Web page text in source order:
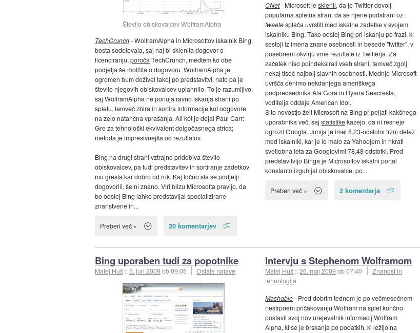
Število obiskovalcev WolframAlpha
TechCrunch- WolframAlpha in Microsoftov iskalnik Bing
bosta sodelovala, saj naj bi sklenila dogovor o
licenciranju, poroča TechCrunch, medtem ko obe
podjetja še molčita o dogovoru. WolframAlpha je
ogromen bum doživel takoj po predstavitvi, nato pa je
število njegovih obiskovalcev uplahnilo. To je razumljivo,
saj WolframAlpha ne ponuja ravno iskanja strani po
spletu, temveč zbira in sortira informacije kot odgovore
na zelo natančna vprašanja. Ali kot je dejal Paul Carr:
Gre za tehnološki ekvivalent dolgočasnega strica;
metoda je impresivnejša od rezultatov.
Bing na drugi strani vztrajno pridobiva število
obiskovalcev, pa tudi predstavitev in sortiranje zadetkov
mu gresta kar dobro od rok. Kaj točno sta se podjetji
dogovorili, še ni znano. Viri blizu Microsofta pravijo, da
bo odslej Bing lahko predstavljal specializirane
znanstvene in...
Preberi več » 20 komentarjev
CNet- Microsoft jesklenil, da je Twitter dovolj
popularna spletna stran, da se njene podstrani oz.
tweetesplača uvrstiti med iskalne zadetke v svojem
iskalniku Bing. Tako odslej Bing pri iskanju po frazi, ki
sestoji iz imena znane osebnosti in besede "twitter", v
posebnem okvirju vrne rezultate iz Twitterja. Za
začetek niso poindeksirali vseh strani, temveč zgolj
nekaj tisoč najbolj slavnih osebnosti. Mednje Microsoft
uvršča denimo nekdanjega ameriškega
podpredsednika Ala Gora in Ryana Seacresta,
voditelja oddaje American Idol.
S to novostjo želi Microsoft na Bing pripeljati kakšnega
uporabnika več, sajstatistikekažejo, da ni resneje
ogrozil Googla. Junija je imel 8,23-odstotni tržni delež
med iskalniki, kar je le malo za Yahoojem in hkrati
svetlobna leta za Googlovimi 78,48 odstotki. Pred
predstavitvijo Binga je Microsoftov iskalni portal
konstanto izgubljal obiskovalce, po...
Preberi več » 2 komentarja
Bing uporaben tudi za popotnike
Matej Huš ::5. jun 2009ob 09:05 Ostale najave
Intervju s Stephenom Wolframom
Matej Huš ::26. maj 2009ob 07:40
Znanost in
tehnologija
Mashable- Pred dobrim tednom je po večmesečnem
nestrpnem pričakovanju Wolfram na splet končno
postavil svoj nov urejevalnik informacij Wolfram
Alpha, ki se je brskanja po podatkih, ki ležijo na